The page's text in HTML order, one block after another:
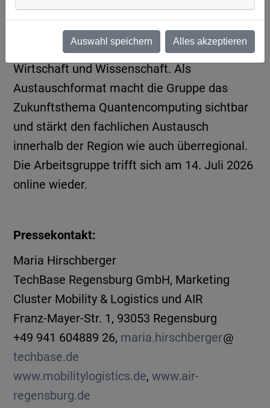
Arbeitsgruppe des Cluster Mobility &
Logistics (TechBase Regensburg GmbH) mit
aktuell 17 teilnehmenden Institutionen aus
Wirtschaft und Wissenschaft. Als
Austauschformat macht die Gruppe das
Zukunftsthema Quantencomputing sichtbar
und stärkt den fachlichen Austausch
innerhalb der Region wie auch überregional.
Die Arbeitsgruppe trifft sich am 14. Juli 2026
online wieder.
Pressekontakt:
Maria Hirschberger
TechBase Regensburg GmbH, Marketing
Cluster Mobility & Logistics und AIR
Franz-Mayer-Str. 1, 93053 Regensburg
+49 941 604889 26, maria.hirschberger
techbase.de
www.mobilitylogistics.de,www.air-
regensburg.de
Auswahl speichern Alles akzeptieren